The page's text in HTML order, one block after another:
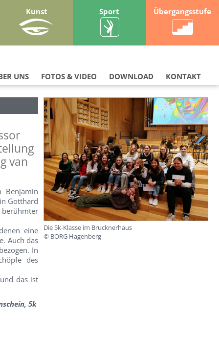
Kunst Sport Übergangsstufe
KONTAKT
DOWNLOAD
FOTOS & VIDEO
UNS
van
Benjamin
Gotthard
berühmter
eine
Auch das
In
des
das ist
5k
Die 5k-Klasse im Brucknerhaus
© BORG Hagenberg